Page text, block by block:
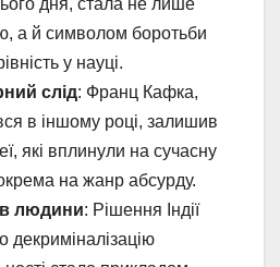
а й символом боротьби
у науці.
слід: Франц Кафка,
в іншому році, залишив
які вплинули на сучасну
на жанр абсурду.
людини: Рішення Індії
декриміналізацію